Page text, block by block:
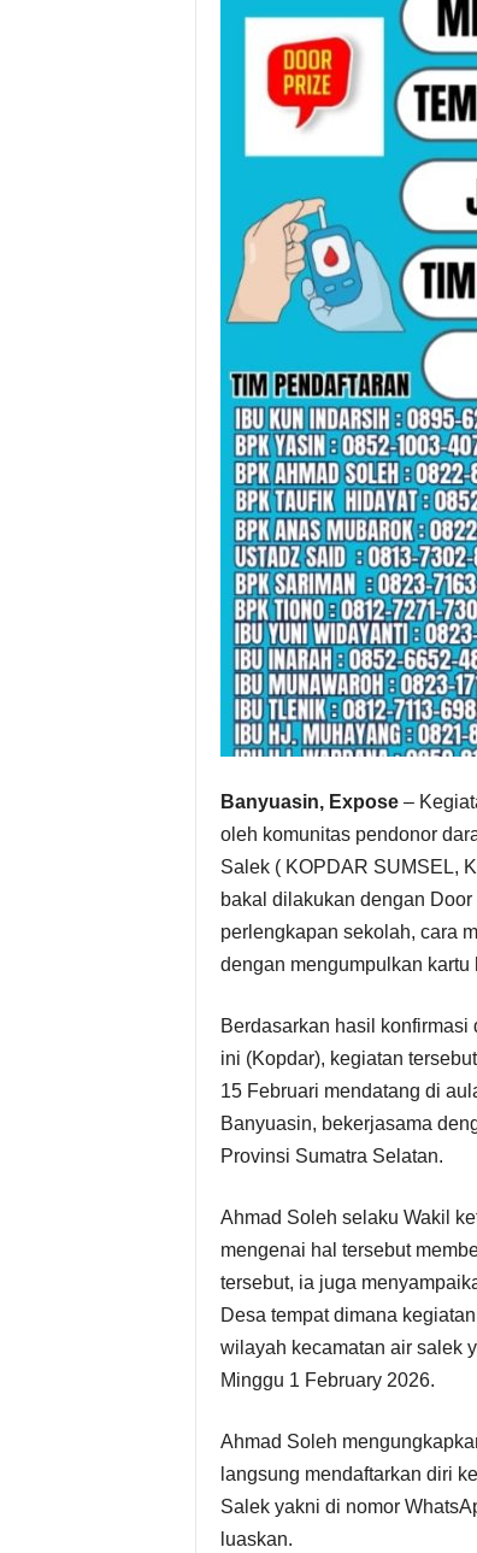
Banyuasin, Expose–
oleh komunitas pendonor
Salek ( KOPDAR SUMSEL,
bakal dilakukan dengan
perlengkapan sekolah, cara
dengan mengumpulkan
Berdasarkan hasil
ini (Kopdar), kegiatan
15 Februari mendatang di
Banyuasin, bekerjasama
Provinsi Sumatra Selatan.
Ahmad Soleh selaku Wakil
mengenai hal tersebut
tersebut, ia juga
Desa tempat dimana
wilayah kecamatan air salek
Minggu 1 February 2026.
Ahmad Soleh
langsung mendaftarkan diri
Salek yakni di nomor
luaskan.